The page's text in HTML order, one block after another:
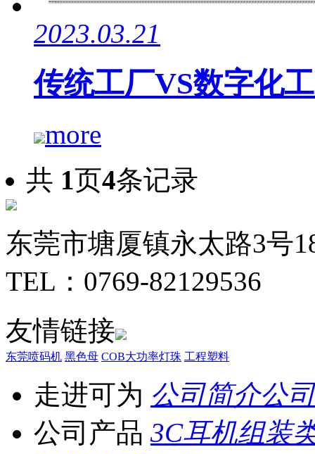
2023.03.21
传统工厂VS数字化
more
共 1页4条记录
东莞市塘厦镇永太路3号
TEL：0769-82129536
友情链接
东莞喷码机 黑色母 COB大功率灯珠 工程塑料
走进可为 公司简介公
公司产品 3C耳机组装